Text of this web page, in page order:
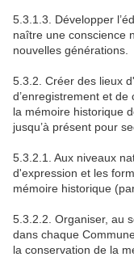
5.3.1.3. Développer
naître une conscience
nouvelles générations.
5.3.2. Créer des lieux
d’enregistrement et
la mémoire historique
jusqu’à présent pour
5.3.2.1. Aux niveaux
d'expression et les
mémoire historique
5.3.2.2. Organiser, au
dans chaque
la conservation de la